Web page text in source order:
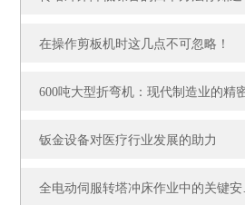
在操作剪板机时这几点不可忽略！
钣金设备对医疗行业发展的助力